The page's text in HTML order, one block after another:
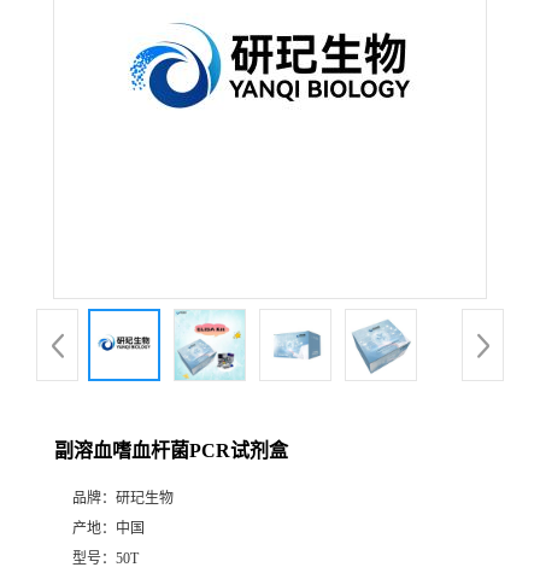
副溶血嗜血杆菌PCR试剂盒
品牌： 研玘生物
产地： 中国
型号： 50T